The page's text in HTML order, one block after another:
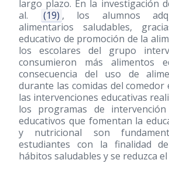
largo plazo. En la investigación
al.
(19) , los alumnos
alimentarios saludables,
educativo de promoción de la
los escolares del grupo
consumieron más alimentos
consecuencia del uso de
durante las comidas del comedor
las intervenciones educativas
los programas de
educativos que fomentan la
y nutricional son
estudiantes con la finalidad
hábitos saludables y se reduzca